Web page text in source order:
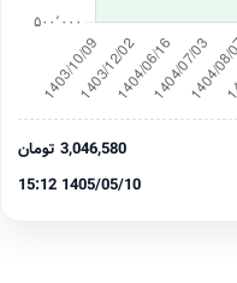
3,046,580 تومان
1405/05/10 15:12